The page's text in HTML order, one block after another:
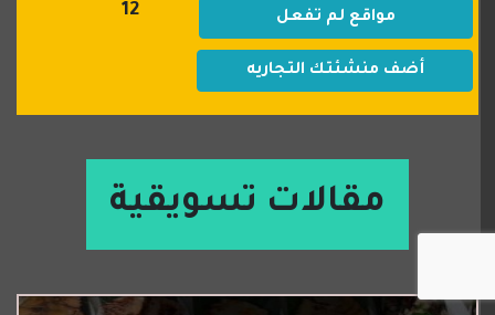
مواقع لم تفعل 12
أضف منشئتك التجاريه
مقالات تسويقية